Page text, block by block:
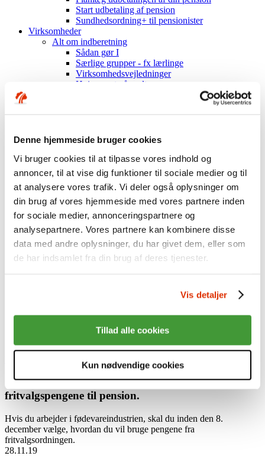
Denne hjemmeside bruger cookies
Vi bruger cookies til at tilpasse vores indhold og
annoncer, til at vise dig funktioner til sociale medier og til
at analysere vores trafik. Vi deler også oplysninger om
din brug af vores hjemmeside med vores partnere inden
for sociale medier, annonceringspartnere og
analysepartnere. Vores partnere kan kombinere disse
data med andre oplysninger, du har givet dem, eller som
de har indsamlet fra din brug af deres tjenester.
Vis detaljer
Tillad alle cookies
Kun nødvendige cookies
Start udbetaling af pension
Sundhedsordning+ til pensionister
Virksomheder
Alt om indberetning
Sådan gør I
Særlige grupper - fx lærlinge
Virksomhedsvejledninger
Hvis noget går galt
Sundhedsordning
Indhold i ordningen
Få besøg af os
Om Industriens Pension
Fakta om os
Hvem er vi?
Organisation og ejerforhold
Mission, vision, værdier
Nøgletal
Årsrapporter mv.
Historien om Industriens Pension
Investeringer
Sådan investerer vi
Nyheder
Log på Min side med MitID
Log på som virksomhed
Giv din opsparing vokseværk. Brug
fritvalgspengene til pension.
Hvis du arbejder i fødevareindustrien, skal du inden den 8.
december vælge, hvordan du vil bruge pengene fra
fritvalgsordningen.
28.11.19